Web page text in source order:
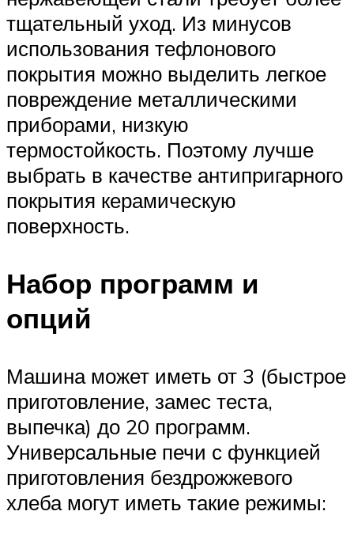
тщательный уход. Из минусов
использования тефлонового
покрытия можно выделить легкое
повреждение металлическими
приборами, низкую
термостойкость. Поэтому лучше
выбрать в качестве антипригарного
покрытия керамическую
поверхность.
Набор программ и
опций
Машина может иметь от 3 (быстрое
приготовление, замес теста,
выпечка) до 20 программ.
Универсальные печи с функцией
приготовления бездрожжевого
хлеба могут иметь такие режимы: